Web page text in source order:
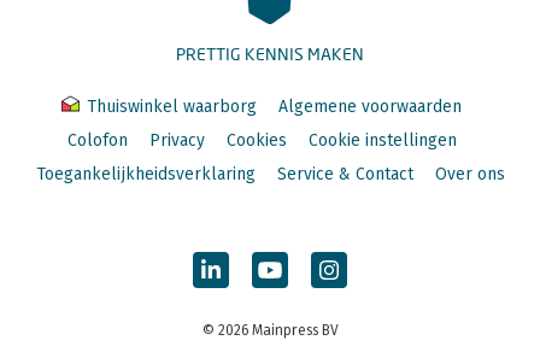
PRETTIG KENNIS MAKEN
Thuiswinkel waarborg
Algemene voorwaarden
Colofon
Privacy Cookies
Cookie instellingen
Toegankelijkheidsverklaring
Service & Contact Over ons
© 2026 Mainpress BV